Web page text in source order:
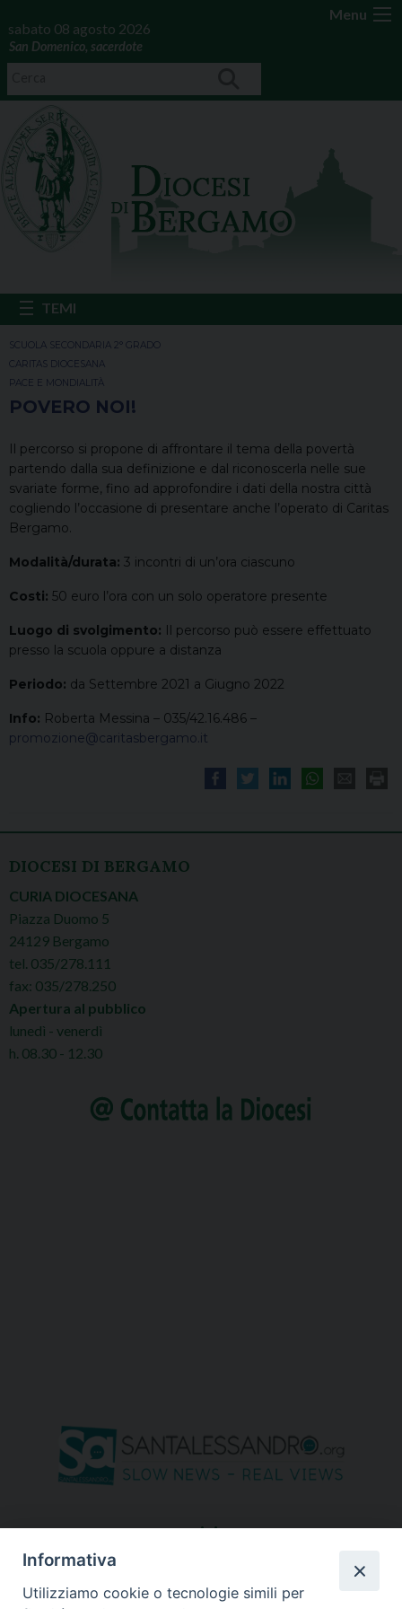
Menu
sabato 08 agosto 2026
San Domenico, sacerdote
SCUOLA SECONDARIA 2° GRADO
CARITAS DIOCESANA
PACE E MONDIALITÀ
POVERO NOI!
Il percorso si propone di affrontare il tema della povertà
partendo dalla sua definizione e dal riconoscerla nelle sue
svariate forme, fino ad approfondire i dati della nostra città
cogliendo l’occasione di presentare anche l’operato di Caritas
Bergamo.
Modalità/durata: 3 incontri di un’ora ciascuno
Costi: 50 euro l’ora con un solo operatore presente
Luogo di svolgimento: Il percorso può essere effettuato
presso la scuola oppure a distanza
Periodo: da Settembre 2021 a Giugno 2022
Info: Roberta Messina – 035/42.16.486 –
promozione@caritasbergamo.it
DIOCESI DI BERGAMO
CURIA DIOCESANA
Piazza Duomo 5
24129 Bergamo
tel. 035/278.111
fax: 035/278.250
Apertura al pubblico
lunedì - venerdì
h. 08.30 - 12.30
seguici su
Informativa
Utilizziamo cookie o tecnologie simili per